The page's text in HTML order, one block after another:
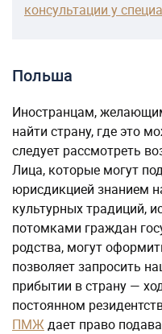
консультации у
Польша
Иностранцам,
найти страну, где это
следует рассмотреть
Лица, которые могут
юрисдикцией знанием
культурных традиций,
потомками граждан
родства, могут
позволяет запросить
прибытии в страну —
постоянном
ПМЖ дает право